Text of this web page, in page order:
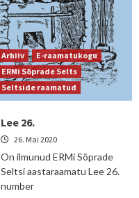
Arhiiv
E-raamatukogu
ERMi Sõprade Selts
Seltside raamatud
Lee 26.
26. Mai 2020
On ilmunud ERMi Sõprade
Seltsi aastaraamatu Lee 26.
number